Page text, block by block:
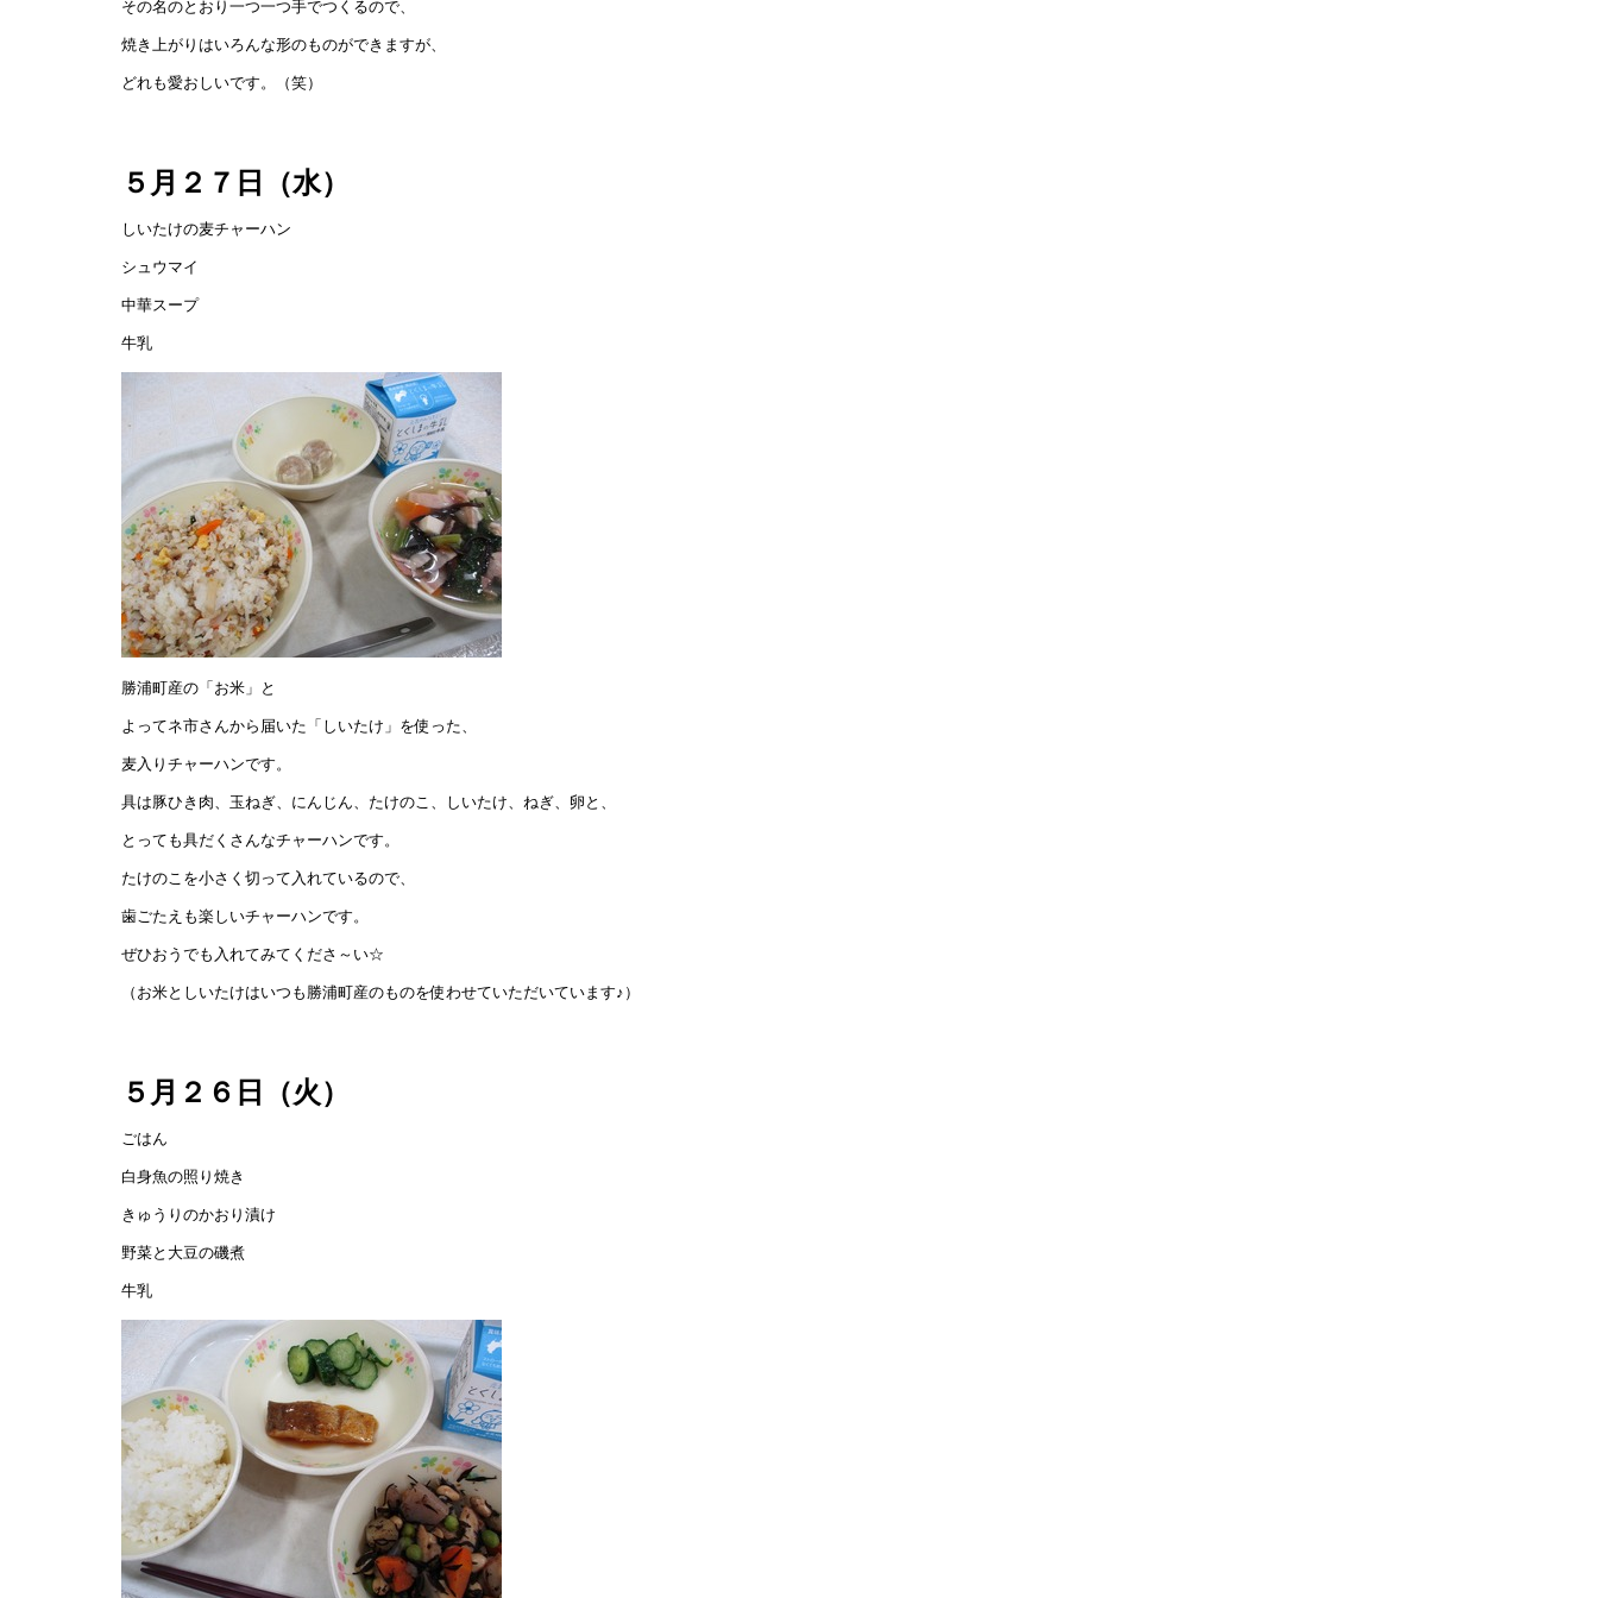
その名のとおり一つ一つ手でつくるので、
焼き上がりはいろんな形のものができますが、
どれも愛おしいです。（笑）
５月２７日（水）
しいたけの麦チャーハン
シュウマイ
中華スープ
牛乳
勝浦町産の「お米」と
よってネ市さんから届いた「しいたけ」を使った、
麦入りチャーハンです。
具は豚ひき肉、玉ねぎ、にんじん、たけのこ、しいたけ、ねぎ、卵と、
とっても具だくさんなチャーハンです。
たけのこを小さく切って入れているので、
歯ごたえも楽しいチャーハンです。
ぜひおうでも入れてみてくださ～い☆
（お米としいたけはいつも勝浦町産のものを使わせていただいています♪）
５月２６日（火）
ごはん
白身魚の照り焼き
きゅうりのかおり漬け
野菜と大豆の磯煮
牛乳